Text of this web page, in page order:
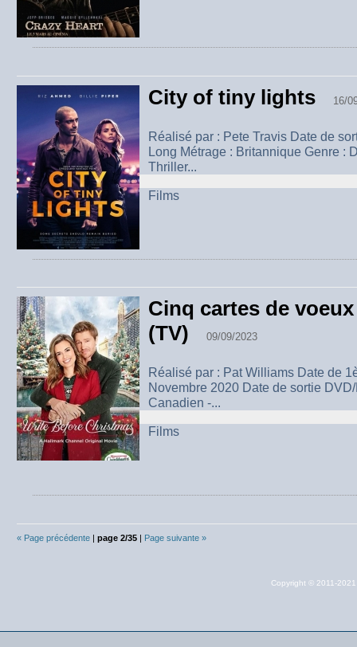
City of tiny lights 16/
Réalisé par : Pete Travis Date de
Long Métrage : Britannique Genre :
Thriller...
Films
Cinq cartes de
(TV)
09/09/2023
Réalisé par : Pat Williams Date de
Novembre 2020 Date de sortie
Canadien -...
Films
« Page précédente | page 2/35 | Page suivante »
Copyright © 2011-